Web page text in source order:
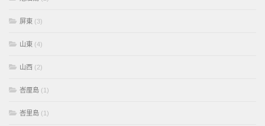
屏東 (3)
山東 (4)
山西 (2)
峇厘島 (1)
峇里島 (1)